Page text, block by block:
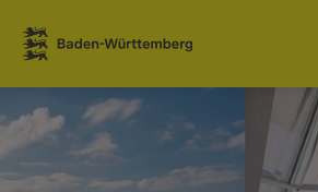
Sauter au contenu
Link zur Startseite